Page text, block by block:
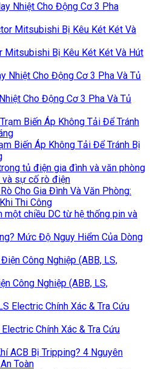
Nhiệt Cho Động Cơ 3 Pha
Mitsubishi Bị Kêu Két Két Và Hút
Cho Động Cơ 3 Pha Và Tủ
Biến Áp Không Tải Để Tránh Bị
Cho Gia Đình Và Văn Phòng:
Thi Công
Mức Độ Nguy Hiểm Của Dòng
Công Nghiệp (ABB, LS,
Chính Xác & Tra Cứu